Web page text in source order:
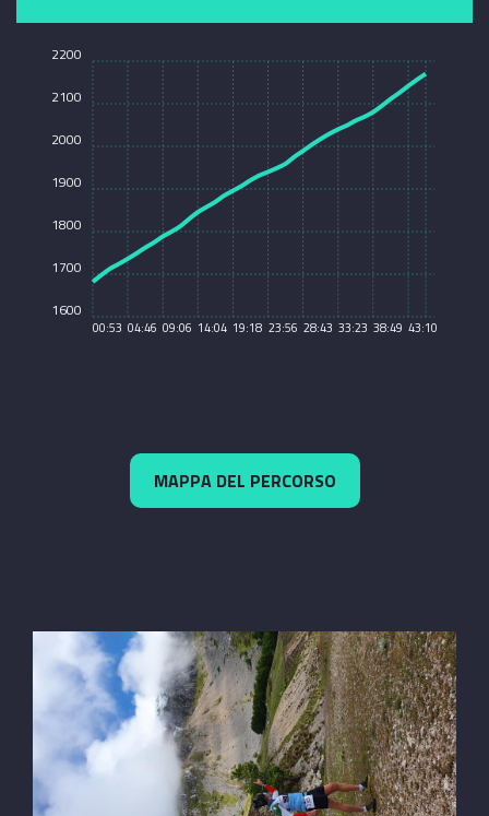
00:53 04:46 09:06 14:04 19:18 23:56 28:43 33:23 38:49 43:10
1600
1700
1800
1900
2000
2100
2200
MAPPA DEL PERCORSO